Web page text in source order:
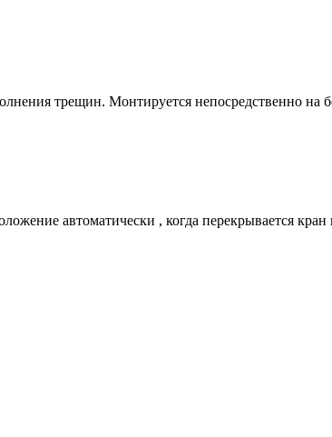
трещин. Монтируется непосредственно на
автоматически , когда перекрывается